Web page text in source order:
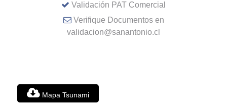
Validación PAT Comercial
Verifique Documentos en
validacion@sanantonio.cl
Mapa Tsunami